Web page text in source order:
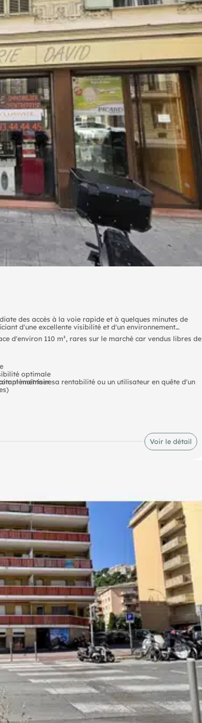
des accès à la voie rapide et à quelques minutes de
d'une excellente visibilité et d'un environnement
d'environ 110 m², rares sur le marché car vendus libres de
optimale
maîtriser sa rentabilité ou un utilisateur en quête d'un
Voir le détail